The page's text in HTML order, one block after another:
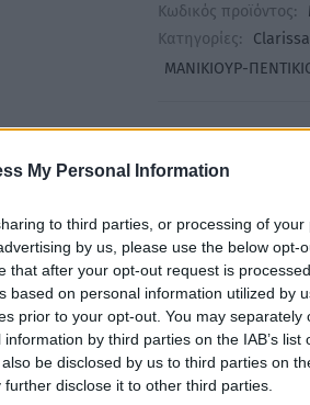
My Personal Information
to third parties, or processing of your
by us, please use the below opt-
that after your opt-out request is
based on personal information utilized by
prior to your opt-out. You may separately
by third parties on the IAB’s list
be disclosed by us to third parties on
further disclose it to other third parties.
Κωδικός προϊόντος:
Κατηγορίες:
Clarissa
ΜΑΝΙΚΙΟΥΡ-
Επιπλέον πληροφορίες
όλες τις μεθόδους
περιποιημένα και όμορφα.